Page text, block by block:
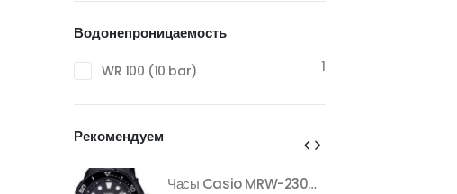
Водонепроницаемость
WR 100 (10 bar) 1
Рекомендуем
Часы Casio MRW-230H-1E1VDF